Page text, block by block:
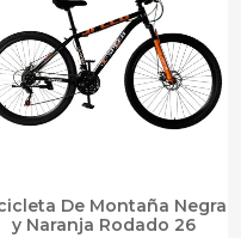
De Montaña Negra
y Naranja Rodado 26